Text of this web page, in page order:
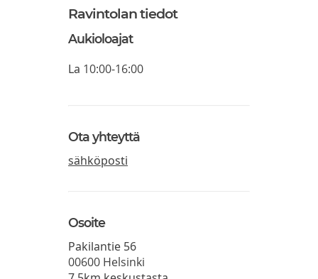
Ravintolan tiedot
Aukioloajat
La 10:00-16:00
Ota yhteyttä
sähköposti
Osoite
Pakilantie 56
00600 Helsinki